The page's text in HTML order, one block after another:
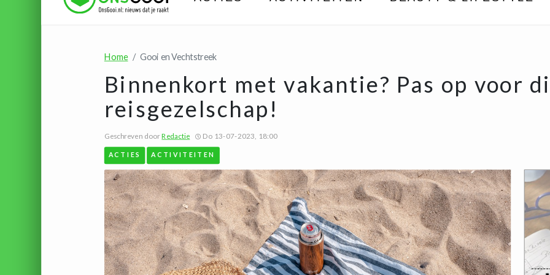
Home Gooi en Vechtstreek
Binnenkort met vakantie? Pas op voor
reisgezelschap!
Geschreven doorRedactie Do 13-07-2023, 18:00
ACTIES ACTIVITEITEN